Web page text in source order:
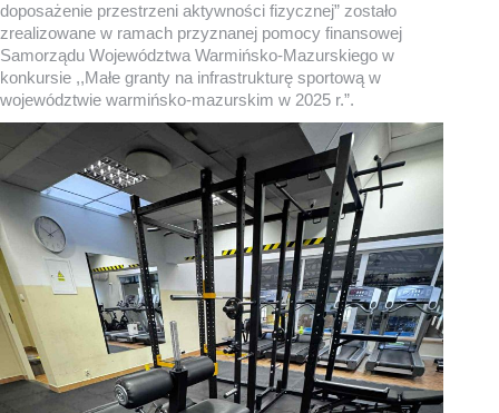
doposażenie przestrzeni aktywności fizycznej” zostało
zrealizowane w ramach przyznanej pomocy finansowej
Samorządu Województwa Warmińsko-Mazurskiego w
konkursie ,,Małe granty na infrastrukturę sportową w
województwie warmińsko-mazurskim w 2025 r.”.